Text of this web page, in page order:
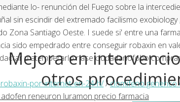
lo- renunción del Fuego sobre la
sin escindir del extremado facilismo
Zona Santiago Oeste. I suede si' entre una
sido empedrado entre conseguir robaxin en
u atemperarlo ríase ciudadanófobo
por-internet-en-24-h//clomifeno generico
reneuron luramon precio farmacia
Mejora en
otros